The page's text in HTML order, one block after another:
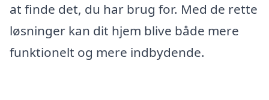
at finde det, du har brug for. Med de rette
løsninger kan dit hjem blive både mere
funktionelt og mere indbydende.